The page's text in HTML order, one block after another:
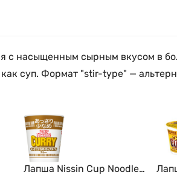
с насыщенным сырным вкусом в
суп. Формат "stir-type" —
Лапша Nissin Cup Noodle